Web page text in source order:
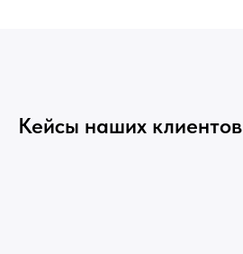
Кейсы наших клиентов